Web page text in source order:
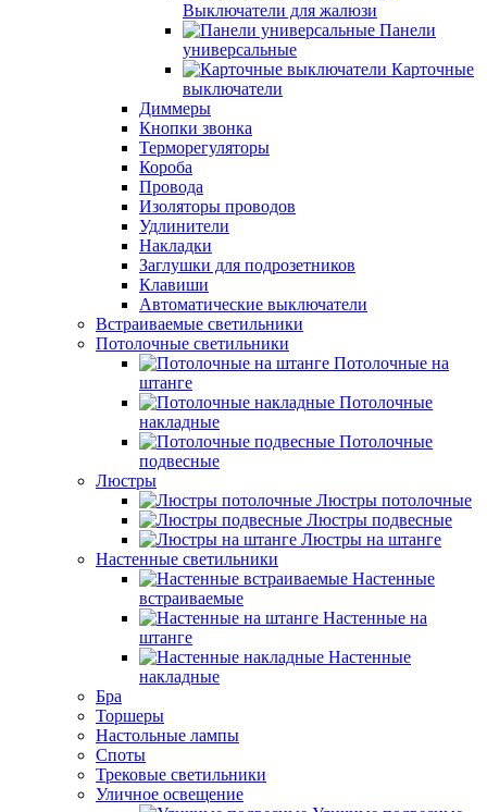
Выключатели для жалюзи
Панели
универсальные
Карточные
выключатели
Диммеры
Кнопки звонка
Терморегуляторы
Короба
Провода
Изоляторы проводов
Удлинители
Накладки
Заглушки для подрозетников
Клавиши
Автоматические выключатели
Встраиваемые светильники
Потолочные светильники
Потолочные на
штанге
Потолочные
накладные
Потолочные
подвесные
Люстры
Люстры потолочные
Люстры подвесные
Люстры на штанге
Настенные светильники
Настенные
встраиваемые
Настенные на
штанге
Настенные
накладные
Бра
Торшеры
Настольные лампы
Споты
Трековые светильники
Уличное освещение